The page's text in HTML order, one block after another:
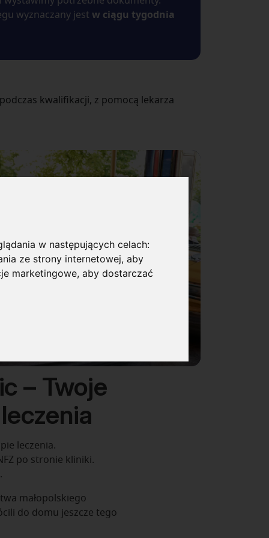
w następujących celach:
ze strony internetowej,aby
marketingowe,aby dostarczać
wyznaczany jest w ciągu tygodnia
kwalifikacji, z pomocą lekarza
– Twoje
leczenia.
po stronie kliniki.
małopolskiego
do domu jeszcze tego